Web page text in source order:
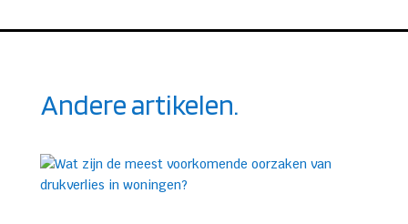
Andere artikelen.